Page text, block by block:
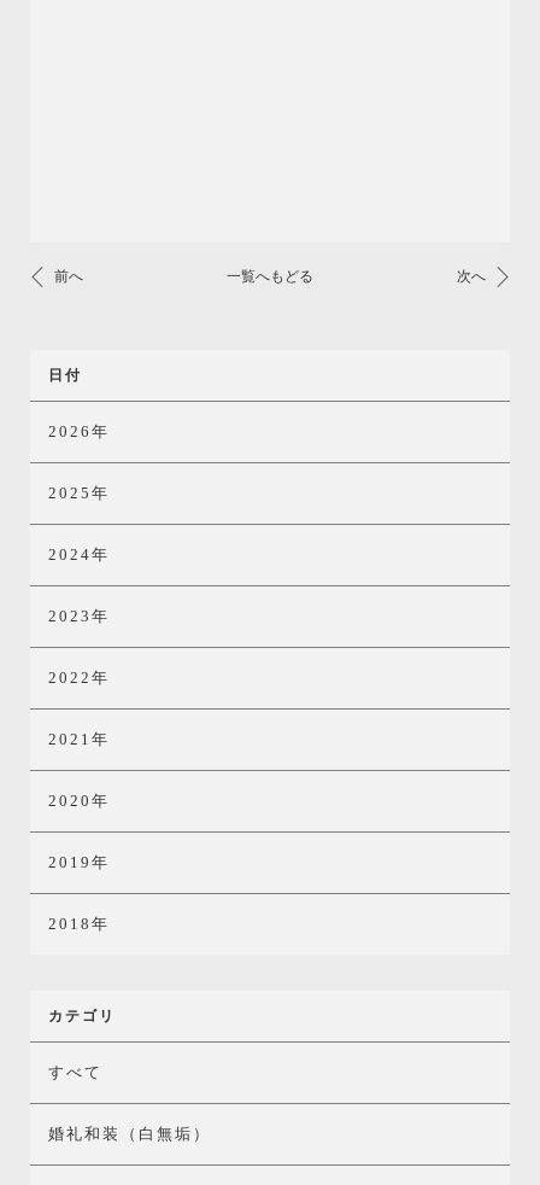
前へ 一覧へもどる 次へ
日付
2026年
2025年
2024年
2023年
2022年
2021年
2020年
2019年
2018年
カテゴリ
すべて
婚礼和装（白無垢）